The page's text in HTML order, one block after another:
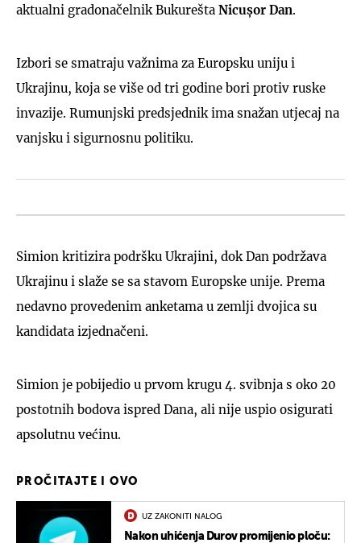
aktualni gradonačelnik Bukurešta Nicușor Dan.
Izbori se smatraju važnima za Europsku uniju i
Ukrajinu, koja se više od tri godine bori protiv ruske
invazije. Rumunjski predsjednik ima snažan utjecaj na
vanjsku i sigurnosnu politiku.
Simion kritizira podršku Ukrajini, dok Dan podržava
Ukrajinu i slaže se sa stavom Europske unije. Prema
nedavno provedenim anketama u zemlji dvojica su
kandidata izjednačeni.
Simion je pobijedio u prvom krugu 4. svibnja s oko 20
postotnih bodova ispred Dana, ali nije uspio osigurati
apsolutnu većinu.
PROČITAJTE I OVO
UZ ZAKONITI NALOG
Nakon uhićenja Durov promijenio ploču: